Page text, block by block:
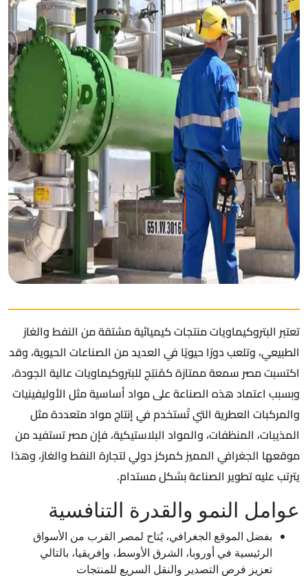
تعتبر البتروكيماويات منتجات كيميائية مشتقة من النفط والغاز
الطبيعي، وتلعب دورًا حيويًا في العديد من الصناعات الحيوية، وقد
اكتسبت مصر سمعة ممتازة كمُنتِج للبتروكيماويات عالية الجودة،
وبسبب اعتماد هذه الصناعة على مواد أساسية مثل الأوليفينيات
والمركبات العطرية التي تُستخدم في إنتاج مواد متعددة مثل
المذيبات، المنظفات، والمواد البلاستيكية، فإن مصر تستفيد من
موقعها الجغرافي المميز كمركز دولي لتجارة النفط والغاز، وهذا
يترتب عليه تطوير الصناعة بشكل مستدام.
عوامل النمو والقدرة التنافسية
بفضل الموقع الجغرافي، يُتاح لمصر القرب من الأسواق
الرئيسية في أوروبا، الشرق الأوسط، وإفريقيا، بالتالي
تعزيز فرص التصدير والنقل السريع للمنتجات